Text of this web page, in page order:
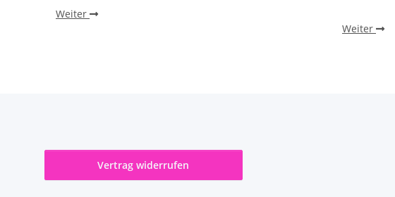
Weiter
Weiter
Vertrag widerrufen